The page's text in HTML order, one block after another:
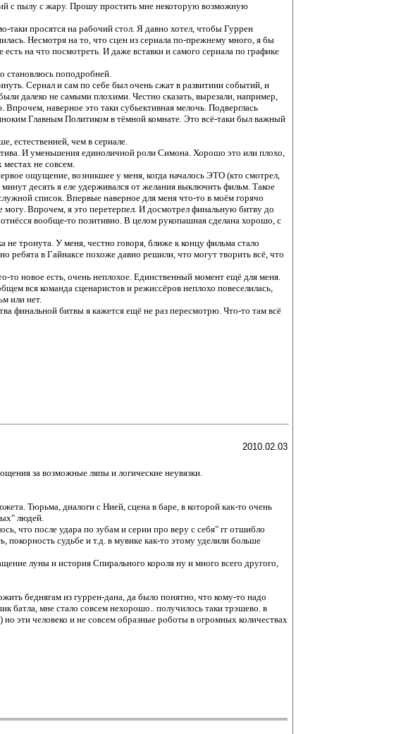
с пылу с жару. Прошу простить мне некоторую возможную
просятся на рабочий стол. Я давно хотел, чтобы Гуррен
Несмотря на то, что сцен из сериала по-прежнему много, я бы
на что посмотреть. И даже вставки и самого сериала по графике
становлюсь поподробней.
Сериал и сам по себе был очень сжат в развитиии событий, и
далеко не самыми плохими. Честно сказать, вырезали, например,
наверное это таки субьективная мелочь. Подверглась
Главным Политиком в тёмной комнате. Это всё-таки был важный
естественней, чем в сериале.
И уменьшения единоличной роли Симона. Хорошо это или плохо,
местах не совсем.
ощущение, возникшее у меня, когда началось ЭТО (кто смотрел,
десять я еле удерживался от желания выключить фильм. Такое
список. Впервые наверное для меня что-то в моём горячо
Впрочем, я это перетерпел. И досмотрел финальную битву до
вообще-то позитивно. В целом рукопашная сделана хорошо, с
тронута. У меня, честно говоря, ближе к концу фильма стало
ребята в Гайнаксе похоже давно решили, что могут творить всё, что
то новое есть, очень неплохое. Единственный момент ещё для меня.
вся команда сценаристов и режиссёров неплохо повеселилась,
или нет.
финальной битвы я кажется ещё не раз пересмотрю. Что-то там всё
2010.02.03
за возможные ляпы и логические неувязки.
Тюрьма, диалоги с Нией, сцена в баре, в которой как-то очень
людей.
что после удара по зубам и серии про веру с себя" гг отшибло
покорность судьбе и т.д. в мувике как-то этому уделили больше
луны и история Спирального короля ну и много всего другого,
беднягам из гуррен-дана, да было понятно, что кому-то надо
батла, мне стало совсем нехорошо.. получилось таки трэшево. в
эти человеко и не совсем образные роботы в огромных количествах